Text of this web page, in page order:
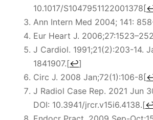
10.1017/S1047951122001378[
Ann Intern Med 2004; 141:
Eur Heart J.
J Cardiol. 1991;21(2):203-14.
1841907.[↩]
Circ J. 2008 Jan;72(1):106-8[
J Radiol Case Rep. 2021 Jun
DOI: 10.3941/jrcr.v15i6.4138.[